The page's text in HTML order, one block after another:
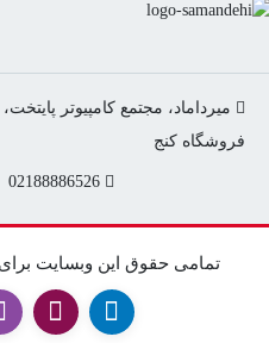
02188886526
تمامی حقوق این وبسایت